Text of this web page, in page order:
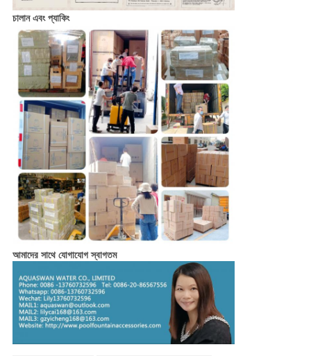
চালান এবং প্যাকিং
আমাদের সাথে যোগাযোগ স্বাগতম